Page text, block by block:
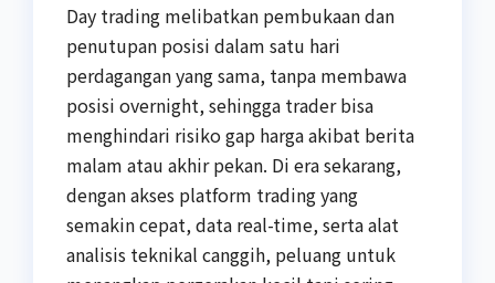
Day trading melibatkan pembukaan dan
penutupan posisi dalam satu hari
perdagangan yang sama, tanpa membawa
posisi overnight, sehingga trader bisa
menghindari risiko gap harga akibat berita
malam atau akhir pekan. Di era sekarang,
dengan akses platform trading yang
semakin cepat, data real-time, serta alat
analisis teknikal canggih, peluang untuk